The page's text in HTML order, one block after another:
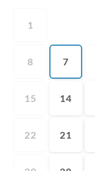
1
7
8
14
15
21
22